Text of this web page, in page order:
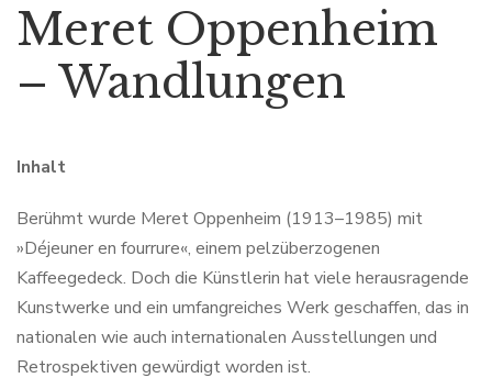
Meret Oppenheim
– Wandlungen
Inhalt
Berühmt wurde Meret Oppenheim (1913–1985) mit
»Déjeuner en fourrure«, einem pelzüberzogenen
Kaffeegedeck. Doch die Künstlerin hat viele herausragende
Kunstwerke und ein umfangreiches Werk geschaffen, das in
nationalen wie auch internationalen Ausstellungen und
Retrospektiven gewürdigt worden ist.